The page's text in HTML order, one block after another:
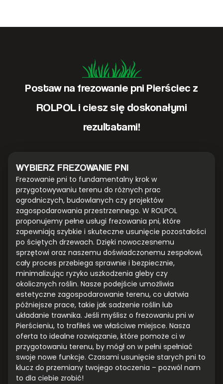
Postaw na frezowanie pni Pierściec z
ROLPOL i ciesz się doskonałymi
rezultatami!
WYBIERZ FREZOWANIE PNI
Frezowanie pni to fundamentalny krok w
przygotowywaniu terenu do różnych prac
ogrodniczych, budowlanych czy projektów
zagospodarowania przestrzennego. W ROLPOL
proponujemy pełne usługi frezowania pni, które
zapewniają szybkie i skuteczne usunięcie pozostałości
po ściętych drzewach. Dzięki nowoczesnemu
sprzętowi oraz naszemu doświadczonemu zespołowi,
cały proces przebiega sprawnie i bezpiecznie,
minimalizując ryzyko uszkodzenia gleby czy
okolicznych roślin. Nasze podejście umożliwia
estetyczne zagospodarowanie terenu, co ułatwia
późniejsze prace, takie jak sadzenie roślin lub
układanie trawnika. Jeśli myślisz o frezowaniu pni w
Pierścieniu, to trafiłeś we właściwe miejsce. Nasza
oferta to idealne rozwiązanie, które pomoże ci w
przygotowaniu terenu, by mógł on w pełni spełniać
swoje nowe funkcje. Czasami usunięcie starych pni to
klucz do przemiany twojego otoczenia – pozwól nam
to dla ciebie zrobić!